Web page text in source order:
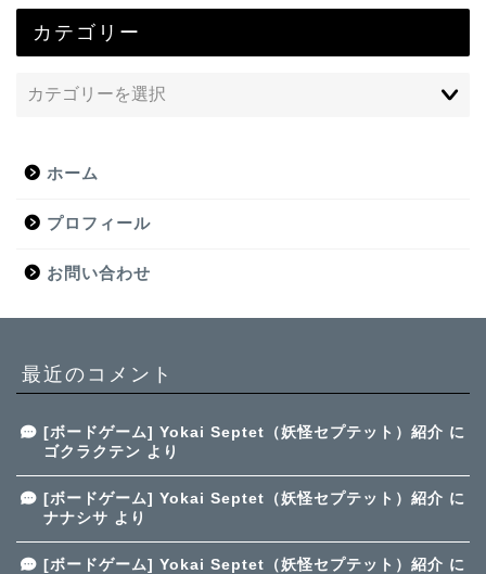
カテゴリー
ホーム
プロフィール
お問い合わせ
最近のコメント
[ボードゲーム] Yokai Septet（妖怪セプテット）紹介 に
ゴクラクテン より
[ボードゲーム] Yokai Septet（妖怪セプテット）紹介 に
ナナシサ より
[ボードゲーム] Yokai Septet（妖怪セプテット）紹介 に